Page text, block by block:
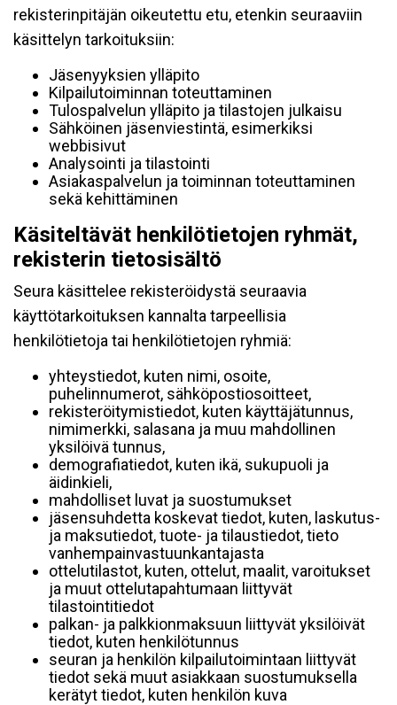
rekisterinpitäjän oikeutettu etu, etenkin seuraaviin
käsittelyn tarkoituksiin:
Jäsenyyksien ylläpito
Kilpailutoiminnan toteuttaminen
Tulospalvelun ylläpito ja tilastojen julkaisu
Sähköinen jäsenviestintä, esimerkiksi
webbisivut
Analysointi ja tilastointi
Asiakaspalvelun ja toiminnan toteuttaminen
sekä kehittäminen
Käsiteltävät henkilötietojen ryhmät,
rekisterin tietosisältö
Seura käsittelee rekisteröidystä seuraavia
käyttötarkoituksen kannalta tarpeellisia
henkilötietoja tai henkilötietojen ryhmiä:
yhteystiedot, kuten nimi, osoite,
puhelinnumerot, sähköpostiosoitteet,
rekisteröitymistiedot, kuten käyttäjätunnus,
nimimerkki, salasana ja muu mahdollinen
yksilöivä tunnus,
demografiatiedot, kuten ikä, sukupuoli ja
äidinkieli,
mahdolliset luvat ja suostumukset
jäsensuhdetta koskevat tiedot, kuten, laskutus-
ja maksutiedot, tuote- ja tilaustiedot, tieto
vanhempainvastuunkantajasta
ottelutilastot, kuten, ottelut, maalit, varoitukset
ja muut ottelutapahtumaan liittyvät
tilastointitiedot
palkan- ja palkkionmaksuun liittyvät yksilöivät
tiedot, kuten henkilötunnus
seuran ja henkilön kilpailutoimintaan liittyvät
tiedot sekä muut asiakkaan suostumuksella
kerätyt tiedot, kuten henkilön kuva